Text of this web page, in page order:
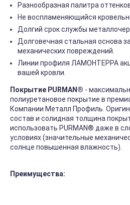
Разнообразная палитра
Не воспламеняющийся
Долгий срок службы
Долговечная стальная основа
механических повреждений.
Линии профиля ЛАМОНТЕРРА
вашей кровли.
Покрытие PURMAN® -
полиуретановое покрытие в
Компании Металл Профиль.
состав и солидная толщина
использовать PURMAN® даже в
условиях (значительные
солнце повышенная влажность).
Преимущества: